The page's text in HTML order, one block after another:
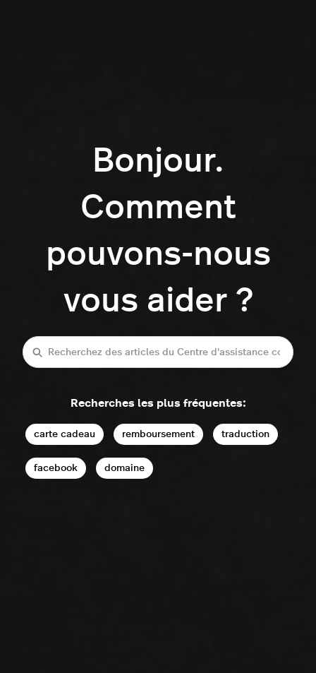
Bonjour.
Comment
pouvons-nous
vous aider ?
Recherche
Recherches les plus fréquentes:
carte cadeau remboursement traduction
facebook domaine